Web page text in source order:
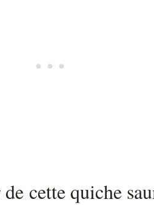
cette quiche